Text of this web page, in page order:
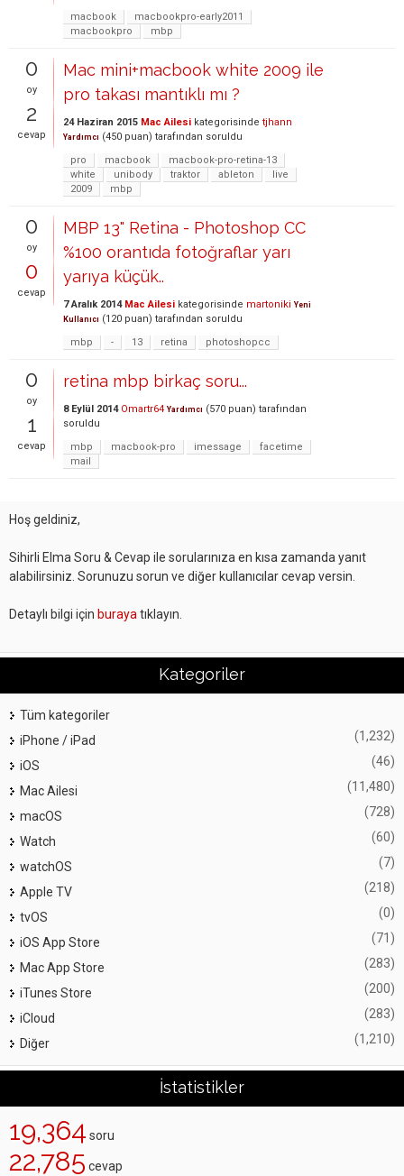
macbook
macbookpro-early2011
macbookpro
mbp
0
oy
2
cevap
Mac mini+macbook white 2009 ile
pro takası mantıklı mı ?
24 Haziran 2015 Mac Ailesi kategorisinde tjhann
Yardımcı (450 puan) tarafından soruldu
pro
macbook
macbook-pro-retina-13
white
unibody traktor ableton
live
2009
mbp
0
oy
0
cevap
MBP 13" Retina - Photoshop CC
%100 orantıda fotoğraflar yarı
yarıya küçük..
7 Aralık 2014 Mac Ailesi kategorisinde martoniki Yeni
Kullanıcı (120 puan) tarafından soruldu
mbp
- 13 retina photoshopcc
0
oy
1
cevap
retina mbp birkaç soru...
8 Eylül 2014 Omartr64 Yardımcı (570 puan) tarafından
soruldu
mbp
macbook-pro imessage
facetime
mail
Hoş geldiniz,
Sihirli Elma Soru & Cevap ile sorularınıza en kısa zamanda yanıt
alabilirsiniz. Sorunuzu sorun ve diğer kullanıcılar cevap versin.
Detaylı bilgi için buraya tıklayın.
Kategoriler
Tüm kategoriler
iPhone / iPad
(1,232)
iOS (46)
Mac Ailesi (11,480)
macOS (728)
Watch (60)
watchOS (7)
Apple TV (218)
tvOS (0)
iOS App Store (71)
Mac App Store (283)
iTunes Store (200)
iCloud (283)
Diğer (1,210)
İstatistikler
19,364 soru
22,785 cevap